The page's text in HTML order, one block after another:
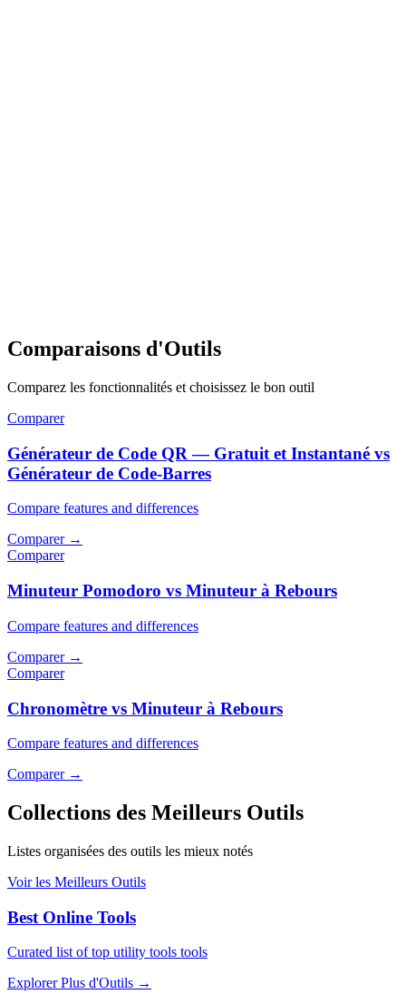
Comparaisons d'Outils
Comparez les fonctionnalités et choisissez le bon outil
Comparer
Générateur de Code QR — Gratuit et Instantané vs
Générateur de Code-Barres
Compare features and differences
Comparer→
Comparer
Minuteur Pomodoro vs Minuteur à Rebours
Compare features and differences
Comparer→
Comparer
Chronomètre vs Minuteur à Rebours
Compare features and differences
Comparer→
Collections des Meilleurs Outils
Listes organisées des outils les mieux notés
Voir les Meilleurs Outils
Best Online Tools
Curated list of top utility tools tools
Explorer Plus d'Outils →